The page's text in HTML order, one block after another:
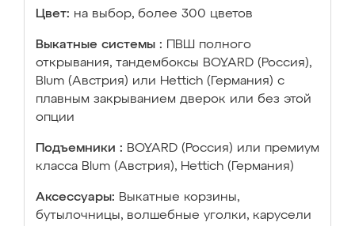
Цвет: на выбор, более 300 цветов
Выкатные системы :
ПВШ полного
открывания, тандембоксы BOYARD (Россия),
Blum (Австрия) или Hettich (Германия) с
плавным закрыванием дверок или без этой
опции
Подъемники : BOYARD (Россия) или премиум
класса Blum (Австрия), Hettich (Германия)
Аксессуары: Выкатные корзины,
бутылочницы, волшебные уголки, карусели